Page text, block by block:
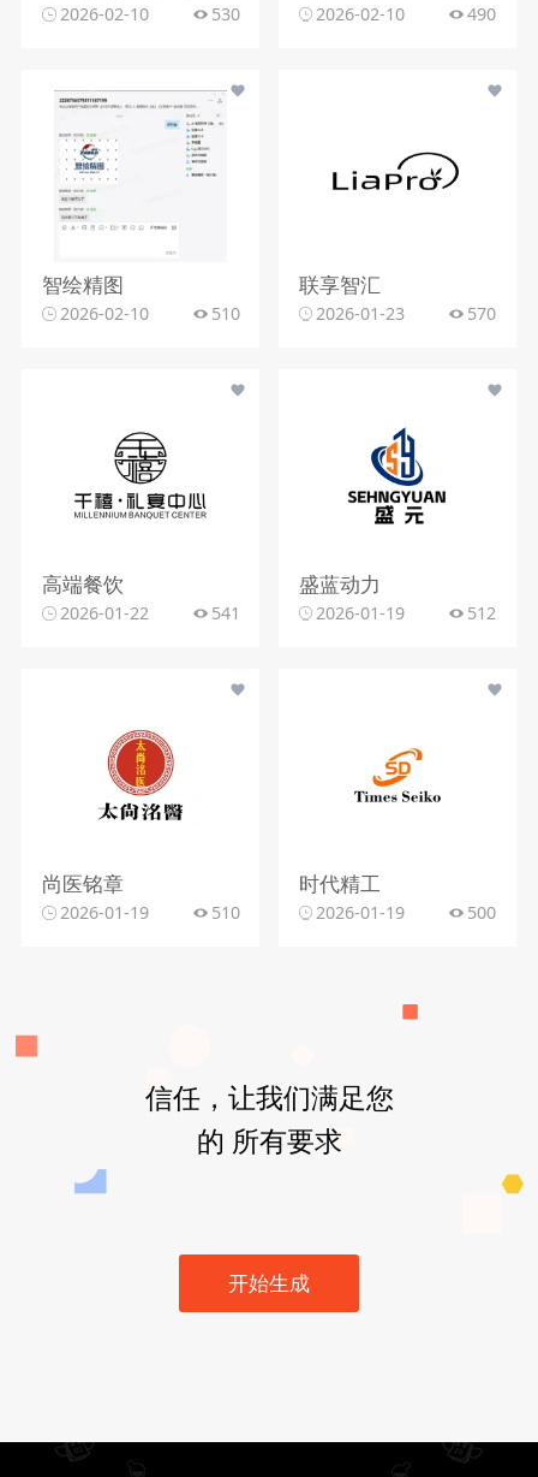
2026-02-10 530 2026-02-10 490
智绘精图
2026-02-10 510
联享智汇
2026-01-23 570
高端餐饮
2026-01-22 541
盛蓝动力
2026-01-19 512
尚医铭章
2026-01-19 510
时代精工
2026-01-19 500
信任，让我们满足您
的 所有要求
开始生成